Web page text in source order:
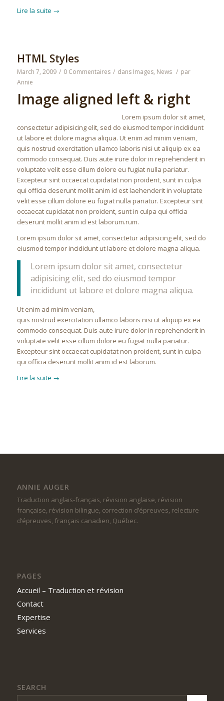
Lire la suite →
HTML Styles
March 7, 2009 / 0 Commentaires / dans Images, News / par
Annie
Image aligned left & right
Lorem ipsum dolor sit amet,
consectetur adipisicing elit, sed do eiusmod tempor incididunt
ut labore et dolore magna aliqua. Ut enim ad minim veniam,
quis nostrud exercitation ullamco laboris nisi ut aliquip ex ea
commodo consequat. Duis aute irure dolor in reprehenderit in
voluptate velit esse cillum dolore eu fugiat nulla pariatur.
Excepteur sint occaecat cupidatat non proident, sunt in culpa
qui officia deserunt mollit anim id est laehenderit in voluptate
velit esse cillum dolore eu fugiat nulla pariatur. Excepteur sint
occaecat cupidatat non proident, sunt in culpa qui officia
deserunt mollit anim id est laborum.rum.
Lorem ipsum dolor sit amet, consectetur adipisicing elit, sed do
eiusmod tempor incididunt ut labore et dolore magna aliqua.
Lorem ipsum dolor sit amet, consectetur
adipisicing elit, sed do eiusmod tempor
incididunt ut labore et dolore magna aliqua.
Ut enim ad minim veniam,
quis nostrud exercitation ullamco laboris nisi ut aliquip ex ea
commodo consequat. Duis aute irure dolor in reprehenderit in
voluptate velit esse cillum dolore eu fugiat nulla pariatur.
Excepteur sint occaecat cupidatat non proident, sunt in culpa
qui officia deserunt mollit anim id est laborum.
Lire la suite →
ANNIE AUGER
Traduction anglais-français, révision anglaise, révision
française, révision bilingue, correction d’épreuves, relecture
d’épreuves, français canadien, Québec.
PAGES
Accueil – Traduction et révision
Contact
Expertise
Services
SEARCH